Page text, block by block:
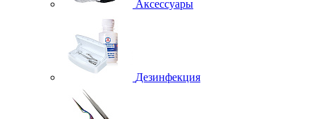
Аксессуары
Дезинфекция